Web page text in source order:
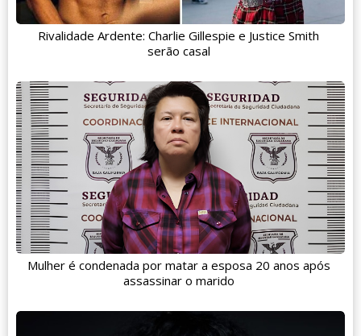
Rivalidade Ardente: Charlie Gillespie e Justice Smith
serão casal
Mulher é condenada por matar a esposa 20 anos após
assassinar o marido